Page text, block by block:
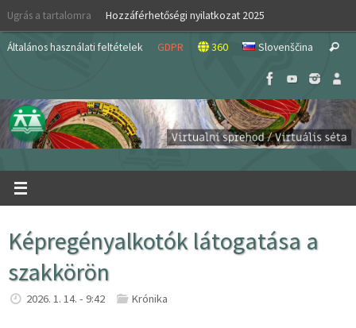
Skip
content
Ugrás a tartalomra Hozzáférhetőségi nyilatkozat 2025
Általános használati feltételek GDPR 360 Slovenščina Search
Képregényalkotók látogatása a
szakkörön
2026. 1. 14. - 9:42 Krónika